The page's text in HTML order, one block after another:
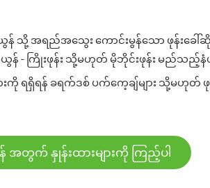
သို့ အရည်အသွေး ကောင်းမွန်သော ဖုန်းခေါ်
ယွန် - ကြိုးဖုန်း သို့မဟုတ် မိုဘိုင်းဖုန်း မည်သည့်နံ
ကို ရရှိရန် ခရက်ဒစ် ပက်ကေ့ချ်များ သို့မဟု
အတွက် နှုန်းထားများကို ကြည့်ပါ